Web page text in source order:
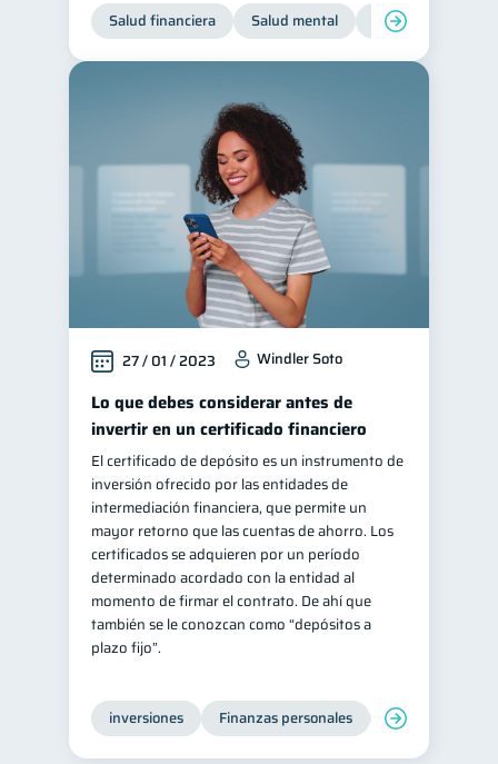
Salud financiera Salud mental Inclusión
27 / 01 / 2023 Windler Soto
Lo que debes considerar antes de
invertir en un certificado financiero
El certificado de depósito es un instrumento de
inversión ofrecido por las entidades de
intermediación financiera, que permite un
mayor retorno que las cuentas de ahorro. Los
certificados se adquieren por un período
determinado acordado con la entidad al
momento de firmar el contrato. De ahí que
también se le conozcan como “depósitos a
plazo fijo”.
inversiones Finanzas personales Educación